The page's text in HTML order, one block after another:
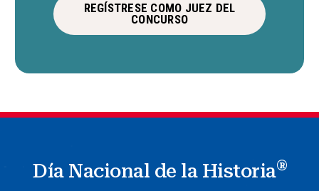
REGÍSTRESE COMO JUEZ DEL
CONCURSO
Día Nacional de la Historia®